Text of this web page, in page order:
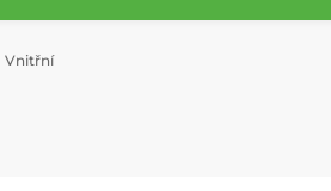
Vnitřní